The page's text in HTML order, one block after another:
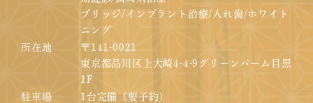
ブリッジ/インプラント治療/入れ歯/ホワイト
ニング
所在地
〒141-0021
東京都品川区上大崎4-4-9グリーンパーム目黒
1F
駐車場
1台完備（要予約）